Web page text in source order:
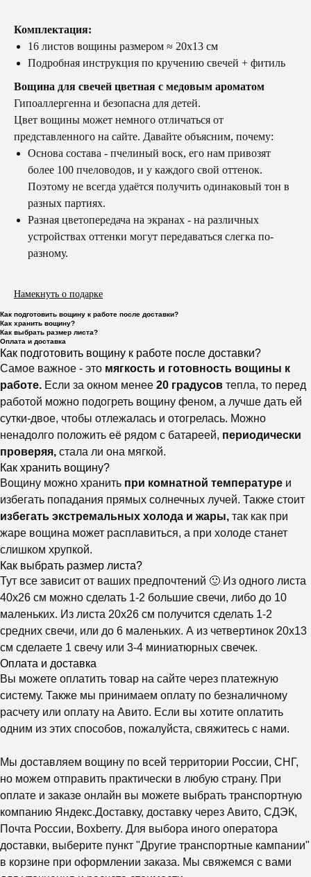
Комплектация:
16 листов вощины размером ≈ 20х13 см
Подробная инструкция по кручению свечей + фитиль
Вощина для свечей цветная с медовым ароматом
Гипоаллергенна и безопасна для детей.
Цвет вощины может немного отличаться от
представленного на сайте. Давайте объясним, почему:
Основа состава - пчелиный воск, его нам привозят
более 100 пчеловодов, и у каждого свой оттенок.
Поэтому не всегда удаётся получить одинаковый тон в
разных партиях.
Разная цветопередача на экранах - на различных
устройствах оттенки могут передаваться слегка по-
разному.
Намекнуть о подарке
Как подготовить вощину к работе после доставки?
Как хранить вощину?
Как выбрать размер листа?
Оплата и доставка
Как подготовить вощину к работе после доставки?
Самое важное - это мягкость и готовность вощины к
работе. Если за окном менее 20 градусов тепла, то перед
работой можно подогреть вощину феном, а лучше дать ей
сутки-двое, чтобы отлежалась и отогрелась. Можно
ненадолго положить её рядом с батареей, периодически
проверяя, стала ли она мягкой.
Как хранить вощину?
Вощину можно хранить при комнатной температуре и
избегать попадания прямых солнечных лучей. Также стоит
избегать экстремальных холода и жары, так как при
жаре вощина может расплавиться, а при холоде станет
слишком хрупкой.
Как выбрать размер листа?
Тут все зависит от ваших предпочтений 🙂 Из одного листа
40х26 см можно сделать 1-2 большие свечи, либо до 10
маленьких. Из листа 20х26 см получится сделать 1-2
средних свечи, или до 6 маленьких. А из четвертинок 20х13
см сделаете 1 свечу или 3-4 миниатюрных свечек.
Оплата и доставка
Вы можете оплатить товар на сайте через платежную
систему. Также мы принимаем оплату по безналичному
расчету или оплату на Авито. Если вы хотите оплатить
одним из этих способов, пожалуйста, свяжитесь с нами.
Мы доставляем вощину по всей территории России, СНГ,
но можем отправить практически в любую страну. При
оплате и заказе онлайн вы можете выбрать транспортную
компанию Яндекс.Доставку, доставку через Авито, СДЭК,
Почта России, Boxberry. Для выбора иного оператора
доставки, выберите пункт "Другие транспортные кампании"
в корзине при оформлении заказа. Мы свяжемся с вами
Почему выбирают